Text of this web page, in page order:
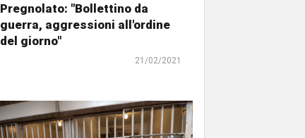
Pregnolato: "Bollettino da
guerra, aggressioni all'ordine
del giorno"
21/02/2021